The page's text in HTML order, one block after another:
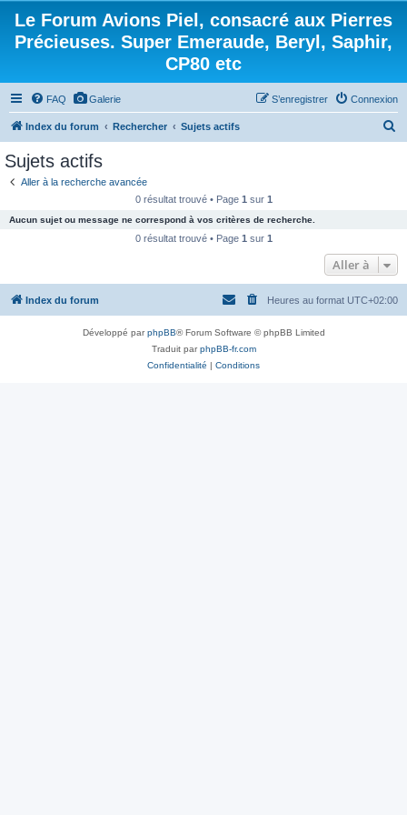
Le Forum Avions Piel, consacré aux Pierres
Précieuses. Super Emeraude, Beryl, Saphir,
CP80 etc
FAQ Galerie Connexion
S’enregistrer
Index du forum Rechercher Sujets actifs
c
e
Sujets actifs
Aller à la recherche avancée
0 résultat trouvé • Page 1 sur 1
Aucun sujet ou message ne correspond à vos critères de recherche.
0 résultat trouvé • Page 1 sur 1
Aller à
Index du forum Heures au format UTC+02:00
Développé parphpBB® Forum Software © phpBB Limited
Traduit parphpBB-fr.com
Confidentialité | Conditions